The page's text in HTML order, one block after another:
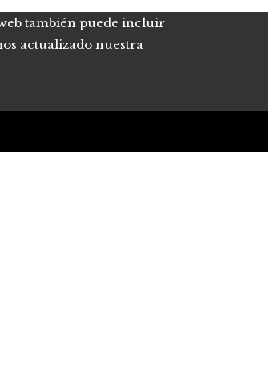
también puede incluir
actualizado nuestra